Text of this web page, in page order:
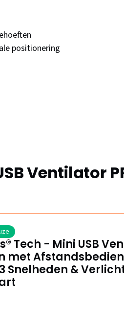
positionering
Ventilator
Tech - Mini USB
met
Snelheden &